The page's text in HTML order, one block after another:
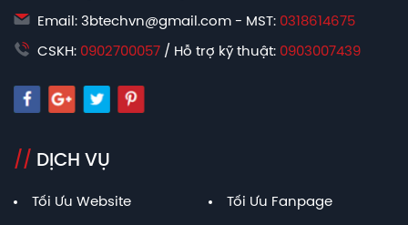
Email: 3btechvn@gmail.com - MST: 0318614675
CSKH: 0902700057 / Hỗ trợ kỹ thuật: 0903007439
// DỊCH VỤ
Tối Ưu Website Tối Ưu Fanpage